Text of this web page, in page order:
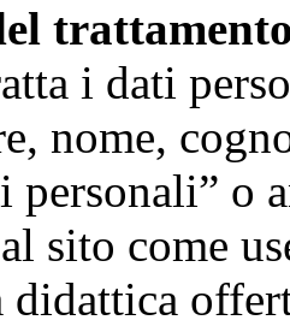
i dati
nome,
personali” o
al sito come
didattica